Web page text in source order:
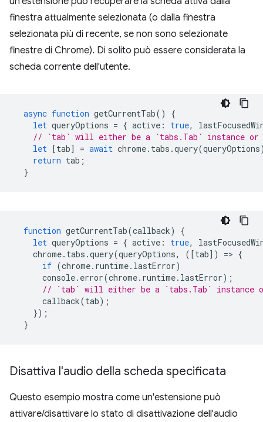
finestra attualmente selezionata (o dalla finestra
selezionata più di recente, se non sono selezionate
finestre di Chrome). Di solito può essere considerata la
scheda corrente dell'utente.
async function getCurrentTab()
{
let queryOptions = { active : true,
// `tab` will either be a `tabs.Tab` instance or
let [tab] = await chrome. tabs .query(queryOptions
return tab ;
}
function getCurrentTab(callback)
{
let queryOptions = { active : true,
chrome. tabs .query(queryOptions, ([tab]) => {
if (chrome. runtime. lastError)
console. error(chrome. runtime. lastError);
// `tab` will either be a `tabs.Tab` instance
callback(tab);
});
}
Disattiva l'audio della scheda specificata
Questo esempio mostra come un'estensione può
attivare/disattivare lo stato di disattivazione dell'audio